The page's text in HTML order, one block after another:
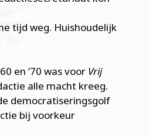
tijd weg. Huishoudelijk
en ‘70 was voor Vrij
alle macht kreeg.
democratiseringsgolf
bij voorkeur